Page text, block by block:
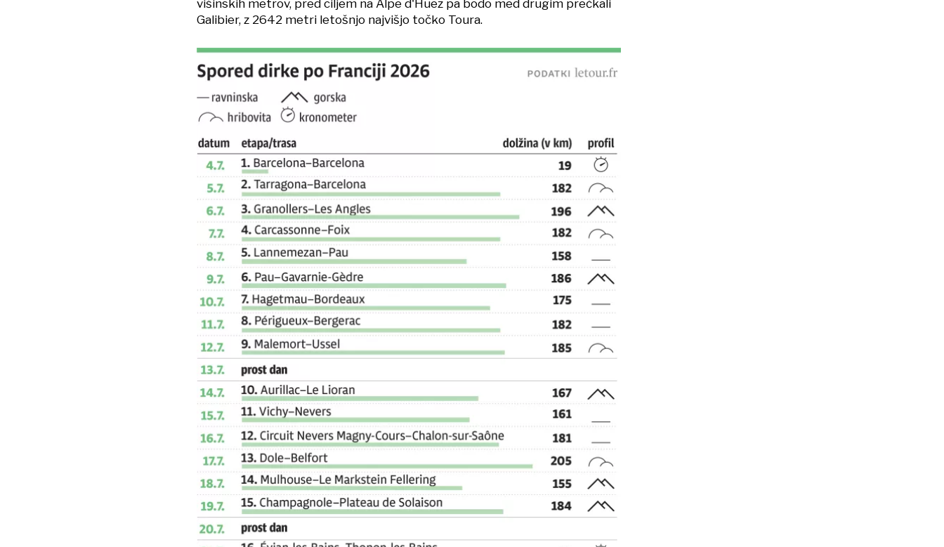
višinskih metrov, pred ciljem na Alpe d'Huez pa bodo med drugim prečkali
Galibier, z 2642 metri letošnjo najvišjo točko Toura.